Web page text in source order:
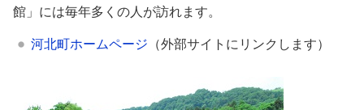
館」には毎年多くの人が訪れます。
河北町ホームページ （外部サイトにリンクします）